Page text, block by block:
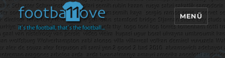
footbaLLove
MENÜ